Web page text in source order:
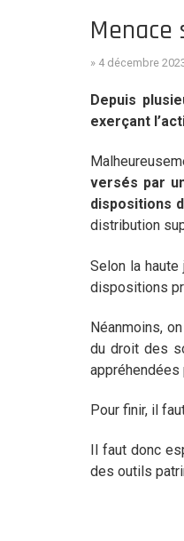
» 4 décembre
Depuis
exerçant
versés par
dispositions
distribution
Selon la
dispositions
Néanmoins,
du droit des
appréhendées
Pour finir, il
Il faut donc
des outils